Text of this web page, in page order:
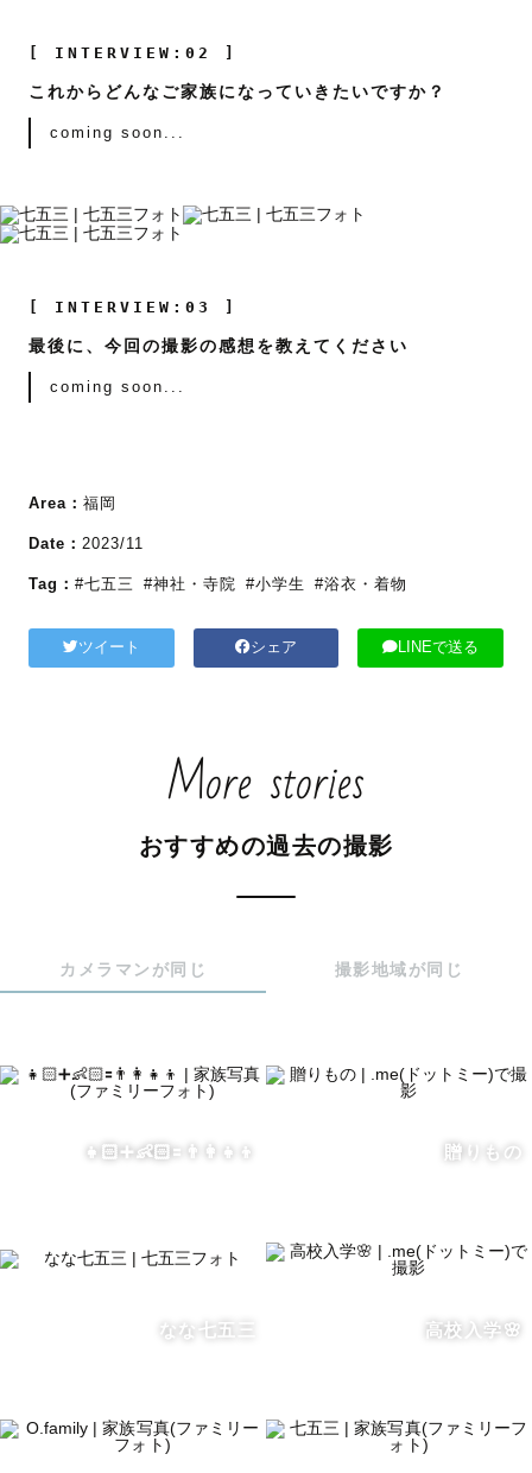
[ INTERVIEW:02 ]
これからどんなご家族になっていきたいですか？
coming soon...
[ INTERVIEW:03 ]
最後に、今回の撮影の感想を教えてください
coming soon...
Area： 福岡
Date： 2023/11
Tag： #七五三 #神社・寺院 #小学生 #浴衣・着物
ツイート シェア LINEで送る
More stories
おすすめの過去の撮影
カメラマンが同じ 撮影地域が同じ
👧🏻➕👶🏻🟰👨‍👩‍👧‍👦 贈りもの
なな七五三 高校入学🌸